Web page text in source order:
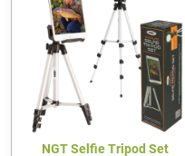
NGT Selfie Tripod Set